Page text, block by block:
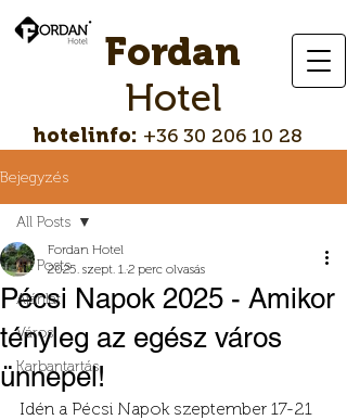
Fordan
Hotel
hotelinfo: +36 30 206 10 28
Bejegyzés
All Posts
Ajánlat
Város
Karbantartás
All Posts
Pécsi Napok 2025 - Amikor
tényleg az egész város
ünnepel!
Fordan Hotel
2025. szept. 1.2 perc olvasás
Idén a Pécsi Napok szeptember 17-21